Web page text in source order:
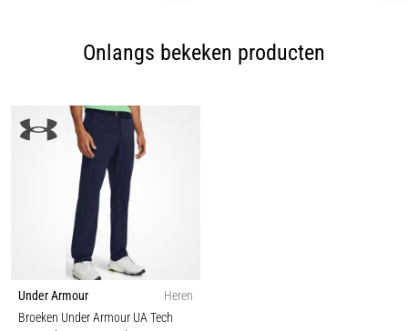
Onlangs bekeken producten
Under Armour
Heren
Broeken Under Armour UA Tech